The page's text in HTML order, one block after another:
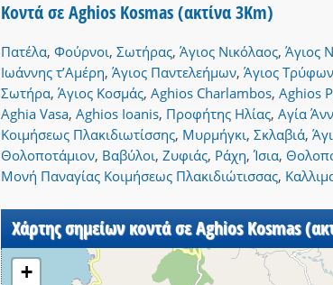
Κοντά σε Aghios Kosmas (ακτίνα 3Km)
Πατέλα, Φούρνοι, Σωτήρας, Άγιος Νικόλαος, Άγιος
Ιωάννης τ’Αμέρη, Άγιος Παντελεήμων, Άγιος
Σωτήρα, Άγιος Κοσμάς, Aghios Charlambos, Aghios
Aghia Vasa, Aghios Ioanis, Προφήτης Ηλίας, Αγία
Κοιμήσεως Πλακιδιωτίσσης, Μυρμήγκι, Σκλαβιά,
Θολοποτάμιον, Βαβύλοι, Ζυφιάς, Ράχη,Ίσια,
Μονή Παναγίας Κοιμήσεως Πλακιδιώτισσας,
Χάρτης σημείων κοντά σε Aghios Kosmas
+